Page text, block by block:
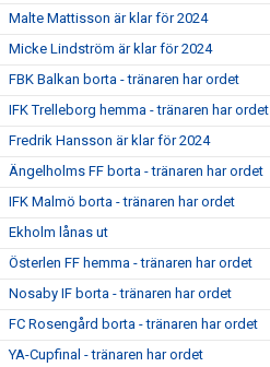
Malte Mattisson är klar för 2024
Micke Lindström är klar för 2024
FBK Balkan borta - tränaren har ordet
IFK Trelleborg hemma - tränaren har ordet
Fredrik Hansson är klar för 2024
Ängelholms FF borta - tränaren har ordet
IFK Malmö borta - tränaren har ordet
Ekholm lånas ut
Österlen FF hemma - tränaren har ordet
Nosaby IF borta - tränaren har ordet
FC Rosengård borta - tränaren har ordet
YA-Cupfinal - tränaren har ordet